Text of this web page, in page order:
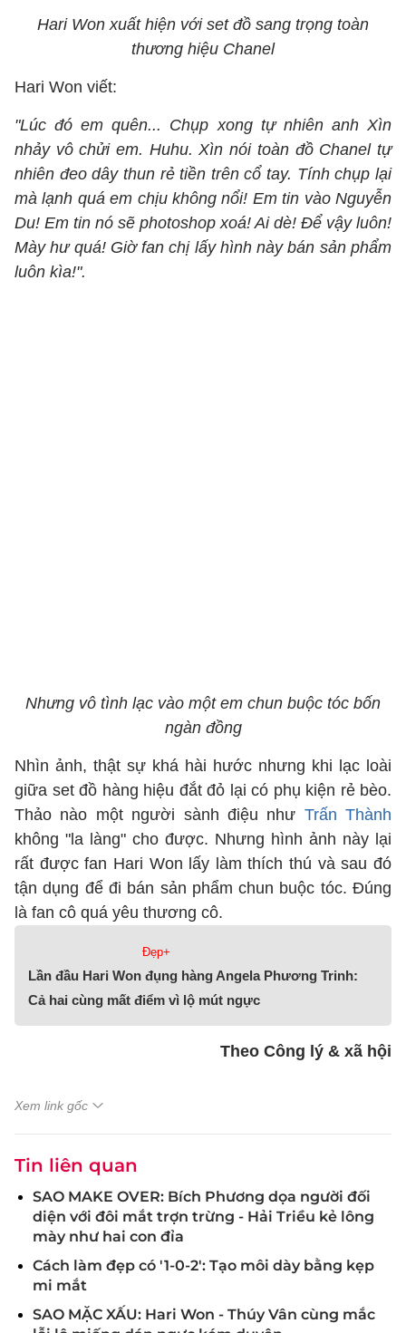
Hari Won xuất hiện với set đồ sang trọng toàn
thương hiệu Chanel
Hari Won viết:
"Lúc đó em quên... Chụp xong tự nhiên anh Xìn
nhảy vô chửi em. Huhu. Xìn nói toàn đồ Chanel tự
nhiên đeo dây thun rẻ tiền trên cổ tay. Tính chụp lại
mà lạnh quá em chịu không nổi! Em tin vào Nguyễn
Du! Em tin nó sẽ photoshop xoá! Ai dè! Để vậy luôn!
Mày hư quá! Giờ fan chị lấy hình này bán sản phẩm
luôn kìa!".
Nhưng vô tình lạc vào một em chun buộc tóc bốn
ngàn đồng
Nhìn ảnh, thật sự khá hài hước nhưng khi lạc loài
giữa set đồ hàng hiệu đắt đỏ lại có phụ kiện rẻ bèo.
Thảo nào một người sành điệu như Trấn Thành
không "la làng" cho được. Nhưng hình ảnh này lại
rất được fan Hari Won lấy làm thích thú và sau đó
tận dụng để đi bán sản phẩm chun buộc tóc. Đúng
là fan cô quá yêu thương cô.
Đẹp+
Lần đầu Hari Won đụng hàng Angela Phương Trinh:
Cả hai cùng mất điểm vì lộ mút ngực
Theo Công lý & xã hội
Xem link gốc
Tin liên quan
SAO MAKE OVER: Bích Phương dọa người đối
diện với đôi mắt trợn trừng - Hải Triều kẻ lông
mày như hai con đỉa
Cách làm đẹp có '1-0-2': Tạo môi dày bằng kẹp
mi mắt
SAO MẶC XẤU: Hari Won - Thúy Vân cùng mắc